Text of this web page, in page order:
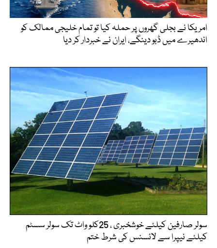
امریکا نے بجلی گھروں پر حملہ کیا تو تمام خلیجی ممالک کو
اندھیرے میں ڈبو دینگے، ایران نے خبردار کر دیا
سولر صارفین کیلئے خوشخبری ، 25کلو واٹ تک سولر سسٹم
کیلئے نیپرا سے لائسنس کی شرط ختم